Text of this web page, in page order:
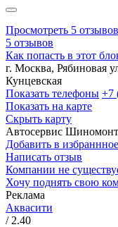
Просмотреть 5 отзывов
5 отзывов
Как попасть в этот
г. Москва, Рябиновая
Кунцевская
Показать телефоны +7
Показать на карте
Скрыть карту
Автосервис
Добавить в избраннное
Написать отзыв
Компании не
Хочу поднять свою
Реклама
Аквасити
/ 2.40